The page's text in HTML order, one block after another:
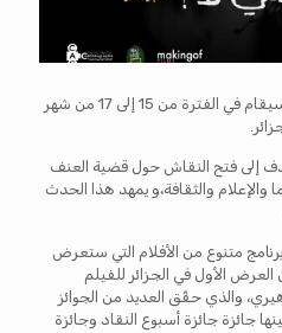
” لا يعني لا” هذا الحدث الثقافي، سيقام في الفترة من 15 إلى 17 من شهر
إلى فتح النقاش حول قضية العنف
والإعلام والثقافة،و يمهد هذا الحدث
متنوع من الأفلام التي ستعرض
الأول في الجزائر للفيلم
والذي حقّق العديد من الجوائز
جائزة جائزة أسبوع النقاد وجائزة